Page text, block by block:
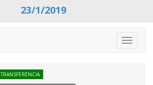
23/1/2019
Toggle